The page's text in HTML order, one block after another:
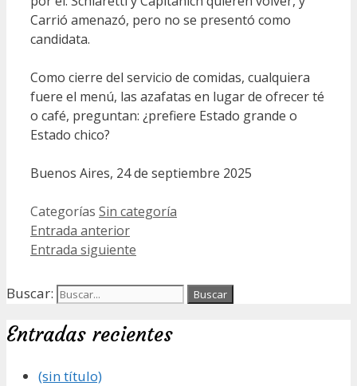
Carrió amenazó, pero no se presentó como
candidata.
Como cierre del servicio de comidas, cualquiera
fuere el menú, las azafatas en lugar de ofrecer té
o café, preguntan: ¿prefiere Estado grande o
Estado chico?
Buenos Aires, 24 de septiembre 2025
Categorías Sin categoría
Entrada anterior
Entrada siguiente
Buscar:
Entradas recientes
(sin título)